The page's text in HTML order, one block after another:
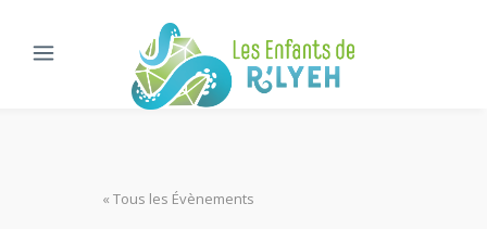
« Tous les Évènements